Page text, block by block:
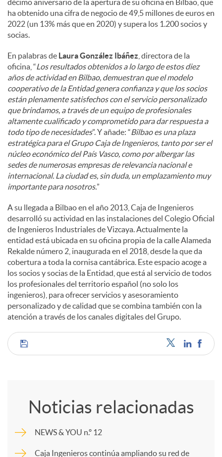
décimo aniversario de la apertura de su oficina en Bilbao, que
ha obtenido una cifra de negocio de 49,5 millones de euros en
2022 (un 13% más que en 2020) y supera los 1.200 socios y
socias.
En palabras de Laura González Ibáñez , directora de la
oficina, “Los resultados obtenidos a lo largo de estos diez
años de actividad en Bilbao, demuestran que el modelo
cooperativo de la Entidad genera confianza y que los socios
están plenamente satisfechos con el servicio personalizado
que brindamos, a través de un equipo de profesionales
altamente cualificado y comprometido para dar respuesta a
todo tipo de necesidades”. Y añade: “Bilbao es una plaza
estratégica para el Grupo Caja de Ingenieros, tanto por ser el
núcleo económico del País Vasco, como por albergar las
sedes de numerosas empresas de relevancia nacional e
internacional. La ciudad es, sin duda, un emplazamiento muy
importante para nosotros.”
A su llegada a Bilbao en el año 2013, Caja de Ingenieros
desarrolló su actividad en las instalaciones del Colegio Oficial
de Ingenieros Industriales de Vizcaya. Actualmente la
entidad está ubicada en su oficina propia de la calle Alameda
Rekalde número 2, inaugurada en el 2018, desde la que da
cobertura a toda la cornisa cantábrica. Este espacio acoge a
los socios y socias de la Entidad, que está al servicio de todos
los profesionales del territorio español (no solo los
ingenieros), para ofrecer servicios y asesoramiento
personalizado y de calidad que se combina también con la
atención a través de los canales digitales del Grupo.
C
m
Noticias relacionadas
NEWS & YOU n.º 12
Caja Ingenieros continúa ampliando su red de